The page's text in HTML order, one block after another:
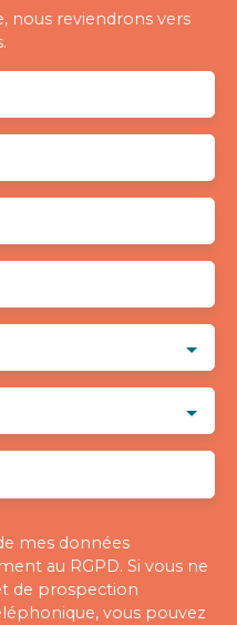
nous reviendrons vers
mes données
au RGPD. Si vous ne
de prospection
vous pouvez